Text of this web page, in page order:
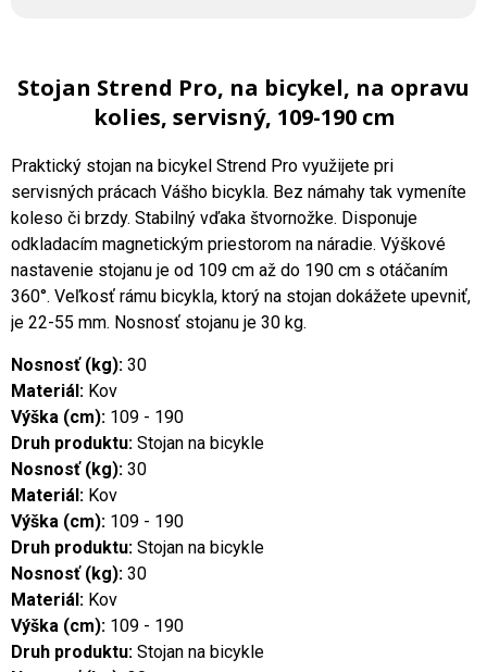
Stojan Strend Pro, na bicykel, na opravu
kolies, servisný, 109-190 cm
Praktický stojan na bicykel Strend Pro využijete pri
servisných prácach Vášho bicykla. Bez námahy tak vymeníte
koleso či brzdy. Stabilný vďaka štvornožke. Disponuje
odkladacím magnetickým priestorom na náradie. Výškové
nastavenie stojanu je od 109 cm až do 190 cm s otáčaním
360°. Veľkosť rámu bicykla, ktorý na stojan dokážete upevniť,
je 22-55 mm. Nosnosť stojanu je 30 kg.
Nosnosť (kg): 30
Materiál: Kov
Výška (cm): 109 - 190
Druh produktu: Stojan na bicykle
Nosnosť (kg): 30
Materiál: Kov
Výška (cm): 109 - 190
Druh produktu: Stojan na bicykle
Nosnosť (kg): 30
Materiál: Kov
Výška (cm): 109 - 190
Druh produktu: Stojan na bicykle